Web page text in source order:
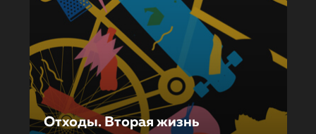
Отходы. Вторая жизнь